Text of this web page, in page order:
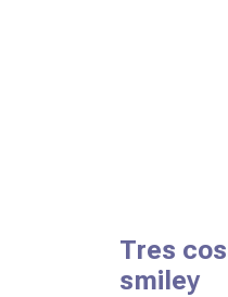
Tres
smiley